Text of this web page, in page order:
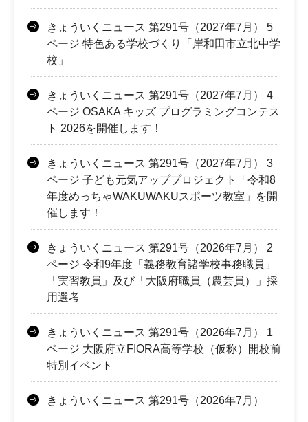
きょういくニュース 第291号（2027年7月） 5
ページ 特色ある学校づくり「岸和田市立北中学
校」
きょういくニュース 第291号（2027年7月） 4
ページ OSAKA キッズ プログラミングコンテス
ト 2026を開催します！
きょういくニュース 第291号（2027年7月） 3
ページ 子ども元気アッププロジェクト「令和8
年度めっちゃWAKUWAKUスポーツ教室」を開
催します！
きょういくニュース 第291号（2026年7月） 2
ページ 令和9年度「義務教育諸学校事務職員」
「実習教員」及び「大阪府職員（農芸員）」採
用選考
きょういくニュース 第291号（2026年7月） 1
ページ 大阪府立FIORA高等学校（仮称）開校前
特別イベント
きょういくニュース 第291号（2026年7月）